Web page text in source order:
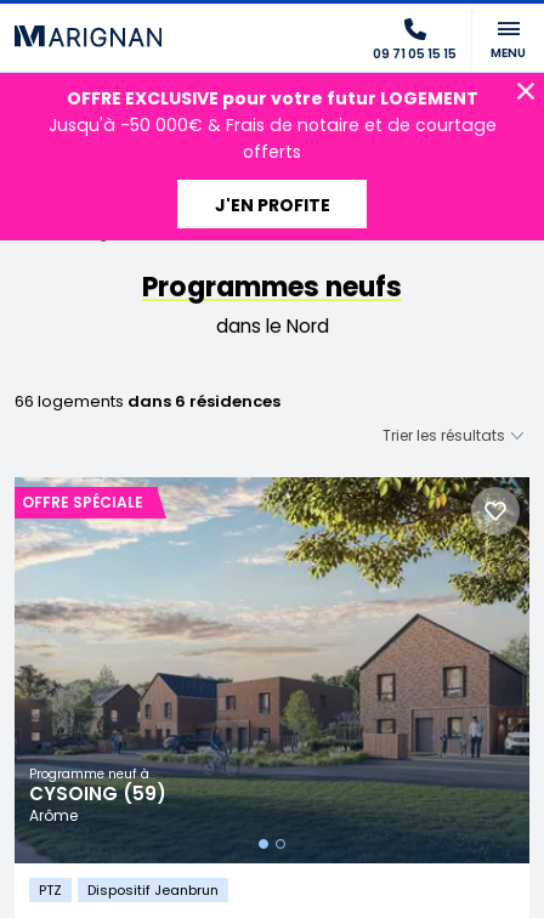
09 71 05 15 15 MENU
OFFRE EXCLUSIVE pour votre futur LOGEMENT
Jusqu'à -50 000€ & Frais de notaire et de courtage
offerts
J'EN PROFITE
Programmes neufs Hauts-de-France Nord
Programmes neufs
dans le Nord
66 logements dans 6 résidences
Programme neuf à
CYSOING (59)
Arôme
OFFRE SPÉCIALE
PTZ Dispositif Jeanbrun